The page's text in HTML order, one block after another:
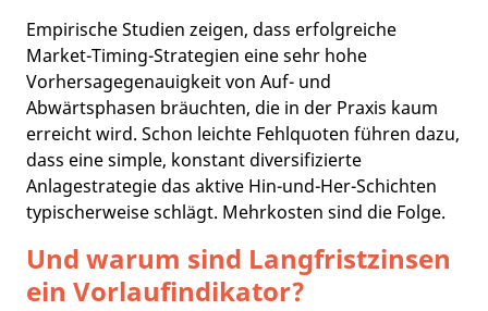
Empirische Studien zeigen, dass erfolgreiche
Market-Timing-Strategien eine sehr hohe
Vorhersagegenauigkeit von Auf- und
Abwärtsphasen bräuchten, die in der Praxis kaum
erreicht wird. Schon leichte Fehlquoten führen dazu,
dass eine simple, konstant diversifizierte
Anlagestrategie das aktive Hin-und-Her-Schichten
typischerweise schlägt.​ Mehrkosten sind die Folge.
Und warum sind Langfristzinsen
ein Vorlaufindikator?